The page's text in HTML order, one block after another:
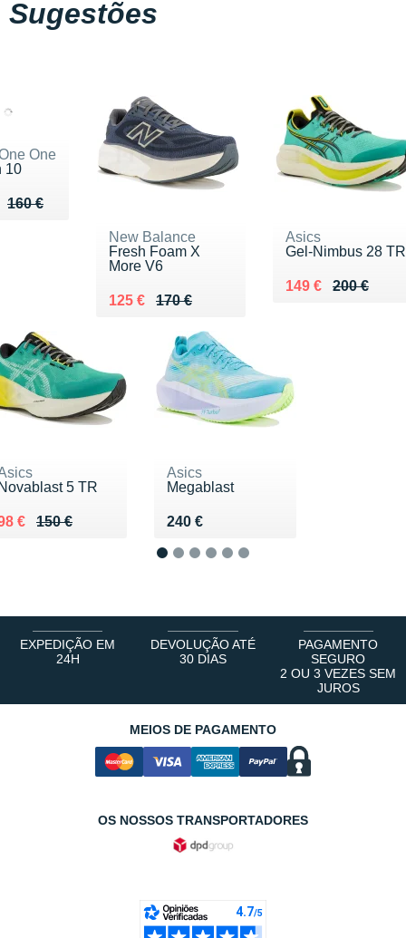
Sugestões
One
10
160 €
de 160 €
125 €
New Balance
Fresh Foam X
More V6
170 €
Au lieu de 170 €
125 €
Vendu 125 €
Asics
Gel-Nimbus 28 TR
200 €
Au lieu de 200 €
149 €
Vendu 149 €
5 TR
150 €
lieu de 150 €
€ 98 €
Asics
Megablast
240 €
Vendu 240 €
EXPEDIÇÃO EM
24H
DEVOLUÇÃO ATÉ
30 DIAS
PAGAMENTO
SEGURO
2 OU 3 VEZES SEM
JUROS
MEIOS DE PAGAMENTO
OS NOSSOS TRANSPORTADORES